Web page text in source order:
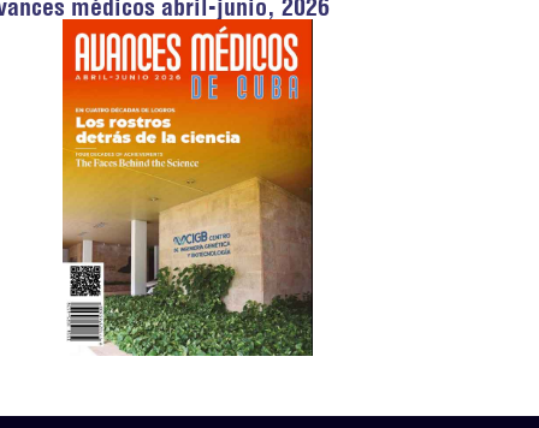
médicos abril-junio, 2026